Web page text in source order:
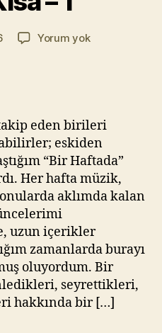
Yazının
yazarı
u
a
z
Yorum yokKısa
eden birileri
eskiden
“Bir Haftada”
Her hafta müzik,
aklımda kalan
uzun içerikler
zamanlarda burayı
oluyordum. Bir
seyrettikleri,
hakkında bir […]